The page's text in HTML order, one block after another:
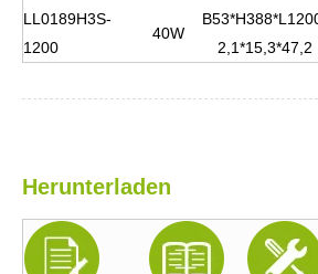
LL0189H3S-
1200
40W
2,1*15,3*47,2
Herunterladen